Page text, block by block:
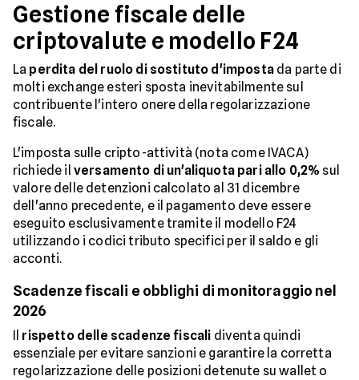
Gestione fiscale delle
criptovalute e modello F24
La perdita del ruolo di sostituto d'impostada parte di
molti exchange esteri sposta inevitabilmente sul
contribuente l'intero onere della regolarizzazione
fiscale.
L'imposta sulle cripto-attività (nota come IVACA)
richiede il versamento di un'aliquota pari allo 0,2% sul
valore delle detenzioni calcolato al 31 dicembre
dell'anno precedente, e il pagamento deve essere
eseguito esclusivamente tramite il modello F24
utilizzando i codici tributo specifici per il saldo e gli
acconti.
Scadenze fiscali e obblighi di monitoraggio nel
2026
rispetto delle scadenze fiscali diventa quindi
essenziale per evitare sanzioni e garantire la corretta
regolarizzazione delle posizioni detenute su wallet o